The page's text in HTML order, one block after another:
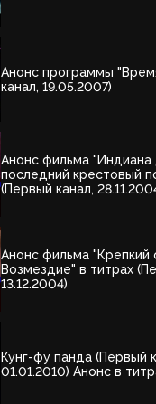
Анонс программы
канал, 19.05.2007)
Анонс фильма
последний крестовый
(Первый канал,
Анонс фильма "Крепкий
Возмездие" в титрах
13.12.2004)
Кунг-фу панда (Первый
01.01.2010) Анонс в